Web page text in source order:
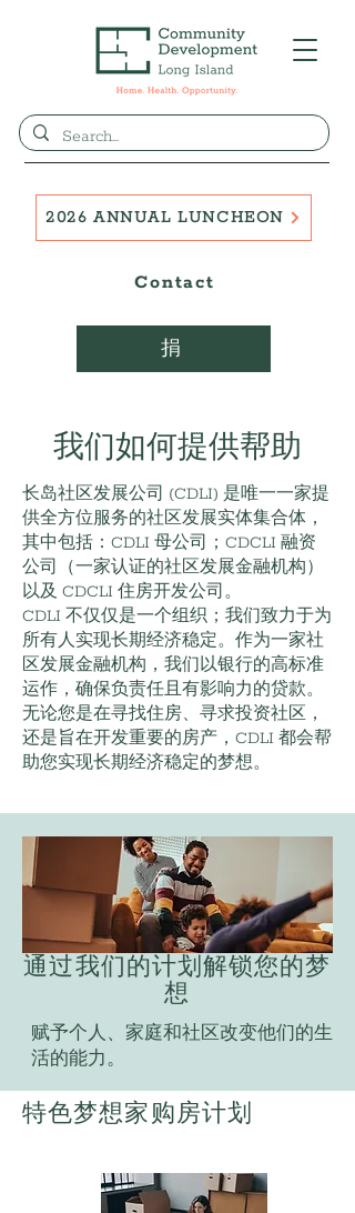
捐
Contact
2026 ANNUAL LUNCHEON
我们如何提供帮助
长岛社区发展公司 (CDLI) 是唯一一家提
供全方位服务的社区发展实体集合体，
其中包括：CDLI 母公司；CDCLI 融资
公司（一家认证的社区发展金融机构）
以及 CDCLI 住房开发公司。
CDLI 不仅仅是一个组织；我们致力于为
所有人实现长期经济稳定。作为一家社
区发展金融机构，我们以银行的高标准
运作，确保负责任且有影响力的贷款。
无论您是在寻找住房、寻求投资社区，
还是旨在开发重要的房产，CDLI 都会帮
助您实现长期经济稳定的梦想。
通过我们的计划解锁您的梦
想
赋予个人、家庭和社区改变他们的生
活的能力。
特色梦想家购房计划